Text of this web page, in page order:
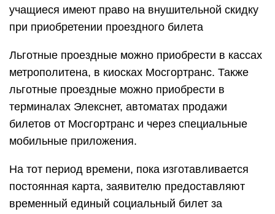
учащиеся имеют право на внушительной скидку
при приобретении проездного билета
Льготные проездные можно приобрести в кассах
метрополитена, в киосках Мосгортранс. Также
льготные проездные можно приобрести в
терминалах Элекснет, автоматах продажи
билетов от Мосгортранс и через специальные
мобильные приложения.
На тот период времени, пока изготавливается
постоянная карта, заявителю предоставляют
временный единый социальный билет за